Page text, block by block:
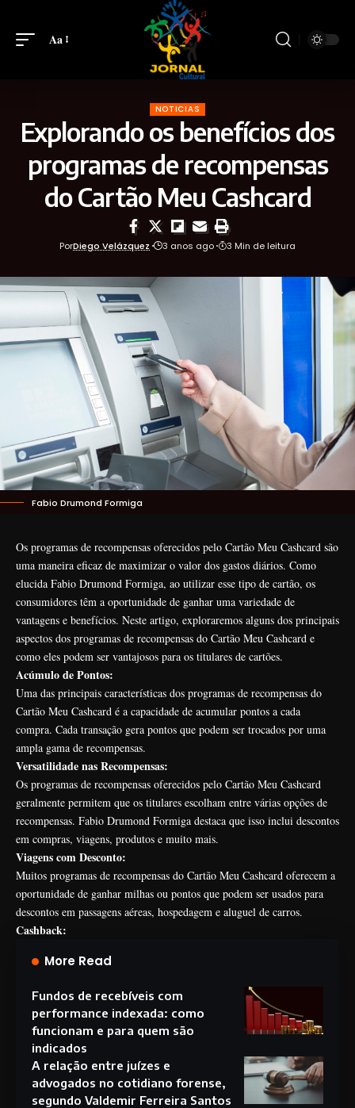
Aa
NOTICIAS
Explorando os benefícios dos
programas de recompensas
do Cartão Meu Cashcard
PorDiego Velázquez 3 anos ago 3 Min de leitura
Fabio Drumond Formiga
Os programas de recompensas oferecidos pelo Cartão Meu Cashcard são
uma maneira eficaz de maximizar o valor dos gastos diários. Como
elucida Fabio Drumond Formiga, ao utilizar esse tipo de cartão, os
consumidores têm a oportunidade de ganhar uma variedade de
vantagens e benefícios. Neste artigo, exploraremos alguns dos principais
aspectos dos programas de recompensas do Cartão Meu Cashcard e
como eles podem ser vantajosos para os titulares de cartões.
Acúmulo de Pontos:
Uma das principais características dos programas de recompensas do
Cartão Meu Cashcard é a capacidade de acumular pontos a cada
compra. Cada transação gera pontos que podem ser trocados por uma
ampla gama de recompensas.
Versatilidade nas Recompensas:
Os programas de recompensas oferecidos pelo Cartão Meu Cashcard
geralmente permitem que os titulares escolham entre várias opções de
recompensas. Fabio Drumond Formiga destaca que isso inclui descontos
em compras, viagens, produtos e muito mais.
Viagens com Desconto:
Muitos programas de recompensas do Cartão Meu Cashcard oferecem a
oportunidade de ganhar milhas ou pontos que podem ser usados para
descontos em passagens aéreas, hospedagem e aluguel de carros.
Cashback:
More Read
Fundos de recebíveis com
performance indexada: como
funcionam e para quem são
indicados
A relação entre juízes e
advogados no cotidiano forense,
segundo Valdemir Ferreira Santos